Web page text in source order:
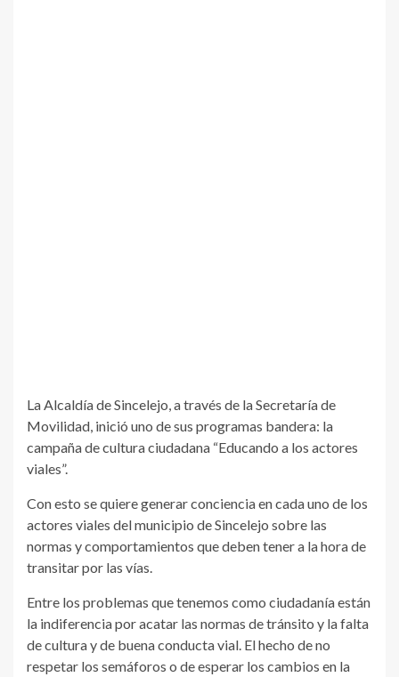
La Alcaldía de Sincelejo, a través de la Secretaría de
Movilidad, inició uno de sus programas bandera: la
campaña de cultura ciudadana “Educando a los actores
viales”.
Con esto se quiere generar conciencia en cada uno de los
actores viales del municipio de Sincelejo sobre las
normas y comportamientos que deben tener a la hora de
transitar por las vías.
Entre los problemas que tenemos como ciudadanía están
la indiferencia por acatar las normas de tránsito y la falta
de cultura y de buena conducta vial. El hecho de no
respetar los semáforos o de esperar los cambios en la